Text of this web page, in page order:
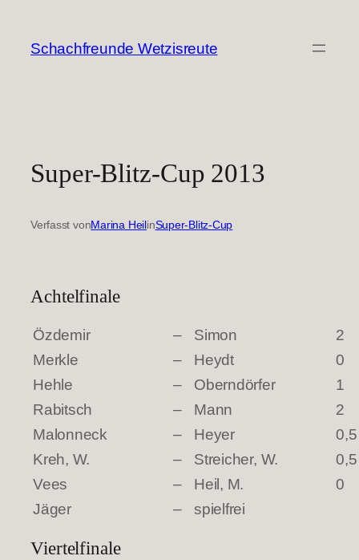
springen
Schachfreunde Wetzisreute
Super-Blitz-Cup 2013
Verfasst vonMarina HeilinSuper-Blitz-Cup
Achtelfinale
Özdemir – Simon
2
Merkle
– Heydt
0
Hehle
– Oberndörfer
1
Rabitsch
– Mann
2
Malonneck
– Heyer
0,5
Kreh, W.
– Streicher, W.
0,5
Vees
– Heil, M.
0
Jäger
– spielfrei
Viertelfinale